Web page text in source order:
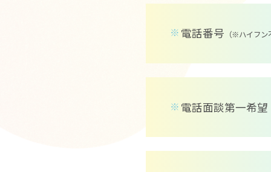
※ 電話番号 （※ハイフン
※ 電話面談第一希望